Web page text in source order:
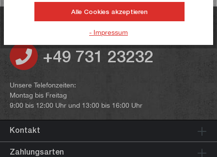
Haben Sie noch Fragen?
+49 731 23232
Unsere Telefonzeiten:
Montag bis Freitag
9:00 bis 12:00 Uhr und 13:00 bis 16:00 Uhr
Kontakt
Zahlungsarten
Alle Cookies akzeptieren
- Impressum